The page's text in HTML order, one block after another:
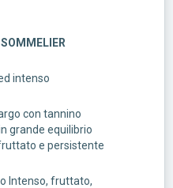
intenso
con tannino
grande equilibrio
e persistente
Intenso, fruttato,